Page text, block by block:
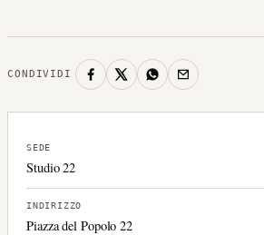
CONDIVIDI
SEDE
Studio 22
INDIRIZZO
Piazza del Popolo 22